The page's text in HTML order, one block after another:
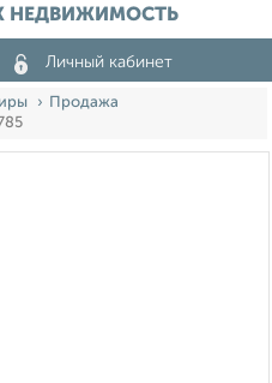
НЕДВИЖИМОСТЬ
Личный кабинет
Продажа